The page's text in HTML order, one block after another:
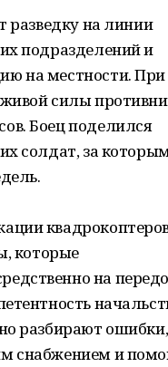
разведку на линии
подразделений и
на местности.
силы
Боец поделился
солдат, за
которые
на
разбирают ошибки,
снабжением и